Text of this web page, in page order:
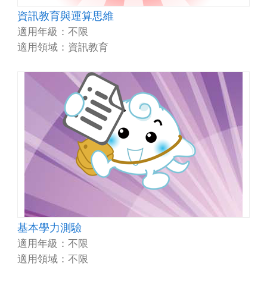
資訊教育與運算思維
適用年級：不限
適用領域：資訊教育
基本學力測驗
適用年級：不限
適用領域：不限